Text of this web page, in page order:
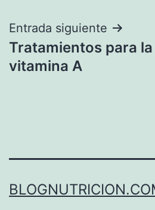
Entrada siguiente
Tratamientos para
vitamina A